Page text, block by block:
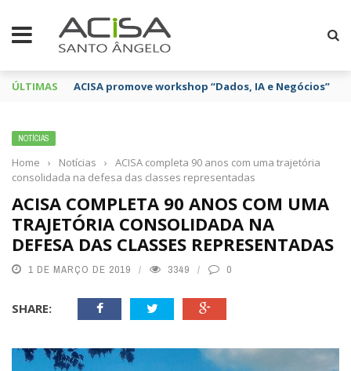
ÚLTIMAS ACISA promove workshop “Dados, IA e Negócios”
NOTÍCIAS
Home › Notícias ›
ACISA completa 90 anos com uma trajetória
consolidada na defesa das classes representadas
ACISA COMPLETA 90 ANOS COM UMA
TRAJETÓRIA CONSOLIDADA NA
DEFESA DAS CLASSES REPRESENTADAS
1 DE MARÇO DE 2019 3349 0
SHARE: